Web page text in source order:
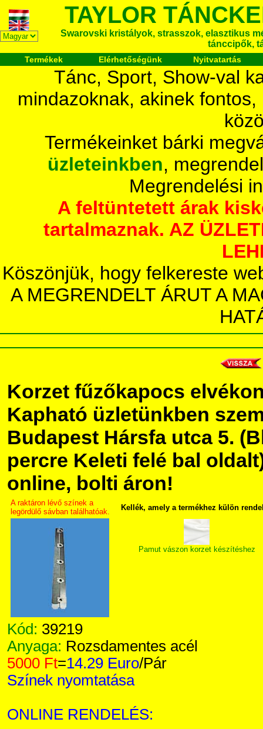
TAYLOR
Swarovski kristályok, strasszok, elasztikus
tánccipők,
Termékek Elérhetőségünk Nyitvatartás
Tánc, Sport, Show-val
mindazoknak, akinek
Termékeinket bárki
üzleteinkben,
Megrendelési
A feltüntetett árak
tartalmaznak. AZ
Köszönjük, hogy felkereste
A MEGRENDELT ÁRUT A
Korzet fűzőkapocs
Kapható üzletünkben
Budapest Hársfa utca 5.
percre Keleti felé bal
online, bolti áron!
A raktáron lévő színek a
legördülő sávban találhatóak.
Kellék, amely a termékhez külön
Pamut vászon korzet készítéshez
Kód: 39219
Anyaga: Rozsdamentes acél
5000 Ft=14.29 Euro/Pár
Színek nyomtatása
ONLINE RENDELÉS: